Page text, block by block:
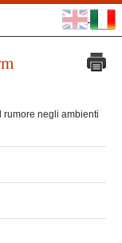
rumore negli ambienti